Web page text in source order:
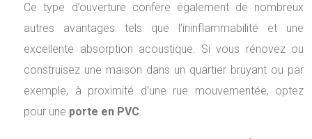
Ce type d’ouverture confère également de nombreux
autres avantages tels que l’ininflammabilité et une
excellente absorption acoustique. Si vous rénovez ou
construisez une maison dans un quartier bruyant ou par
exemple, à proximité d’une rue mouvementée, optez
pour une porte en PVC.